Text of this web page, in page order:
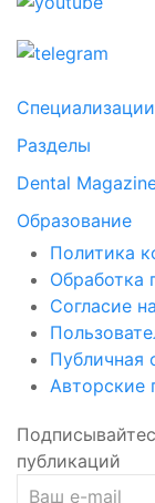
Специализации
Разделы
Dental
Образование
Политика
Обработка
Согласие
Публичная
Авторские
публикаций